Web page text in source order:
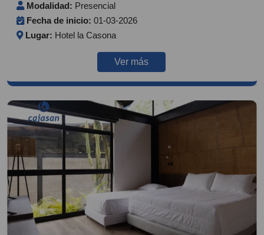
Modalidad: Presencial
Fecha de inicio: 01-03-2026
Lugar: Hotel la Casona
Ver más